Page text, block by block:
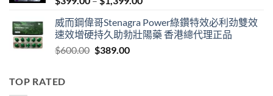
$399.00
through
威而鋼偉哥Stenagra Power綠鑽特效必利劲雙效
速效增硬持久助勃壯陽藥 香港總代理正品
$600.00 Original
$389.00Current
TOP RATED